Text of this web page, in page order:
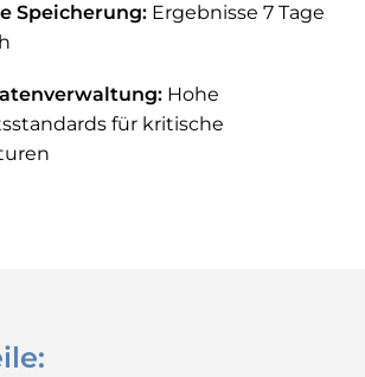
Speicherung: Ergebnisse 7 Tage
Hohe
für kritische